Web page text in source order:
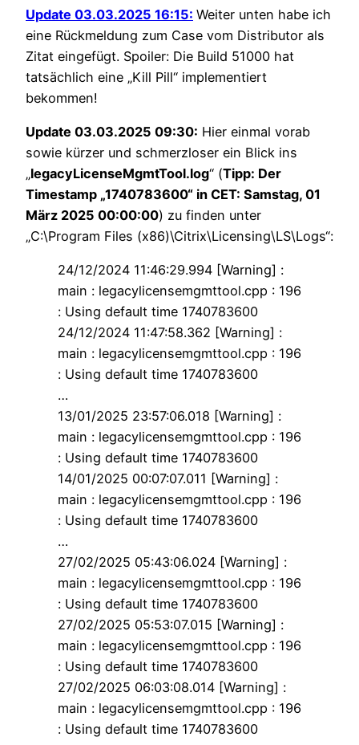
Update 03.03.2025 16:15: Weiter unten habe ich
eine Rückmeldung zum Case vom Distributor als
Zitat eingefügt. Spoiler: Die Build 51000 hat
tatsächlich eine „Kill Pill“ implementiert
bekommen!
Update 03.03.2025 09:30: Hier einmal vorab
sowie kürzer und schmerzloser ein Blick ins
„legacyLicenseMgmtTool.log“ (Tipp: Der
Timestamp „1740783600“ in CET: Samstag, 01
März 2025 00:00:00) zu finden unter
„C:\Program Files (x86)\Citrix\Licensing\LS\Logs“:
24/12/2024 11:46:29.994 [Warning] :
main : legacylicensemgmttool.cpp : 196
: Using default time 1740783600
24/12/2024 11:47:58.362 [Warning] :
main : legacylicensemgmttool.cpp : 196
: Using default time 1740783600
…
13/01/2025 23:57:06.018 [Warning] :
main : legacylicensemgmttool.cpp : 196
: Using default time 1740783600
14/01/2025 00:07:07.011 [Warning] :
main : legacylicensemgmttool.cpp : 196
: Using default time 1740783600
…
27/02/2025 05:43:06.024 [Warning] :
main : legacylicensemgmttool.cpp : 196
: Using default time 1740783600
27/02/2025 05:53:07.015 [Warning] :
main : legacylicensemgmttool.cpp : 196
: Using default time 1740783600
27/02/2025 06:03:08.014 [Warning] :
main : legacylicensemgmttool.cpp : 196
: Using default time 1740783600